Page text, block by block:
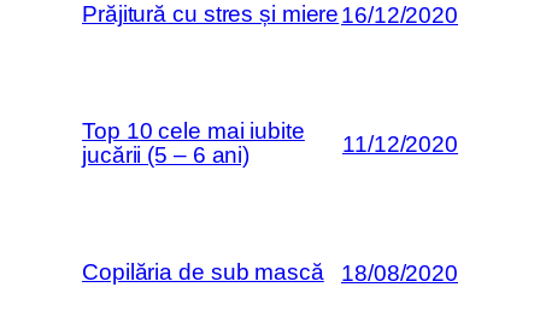
Prăjitură cu stres și miere16/12/2020
Top 10 cele mai iubite
jucării (5 – 6 ani)
11/12/2020
Copilăria de sub mască 18/08/2020